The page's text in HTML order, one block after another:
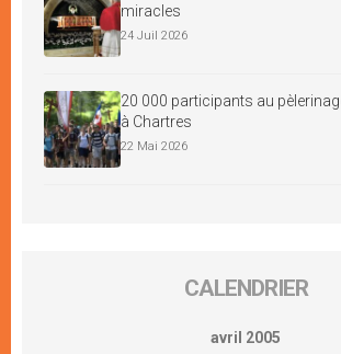
miracles
24 Juil 2026
20 000 participants au
à Chartres
22 Mai 2026
CALENDRIER
avril 2005